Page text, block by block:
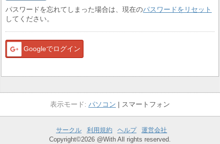
パスワードを忘れてしまった場合は、現在のパスワードをリセット
してください。
Googleでログイン
パソコン スマートフォン
サークル 利用規約 ヘルプ
運営会社
Copyright©2026 @With All rights reserved.